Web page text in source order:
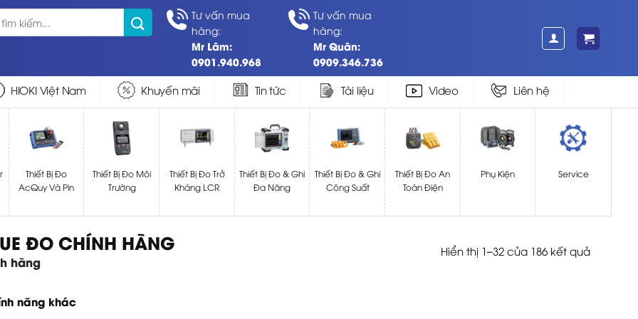
Tư vấn mua
hàng:
Mr Lâm:
0901.940.968
Tư vấn mua
hàng:
Mr Quân:
0909.346.736
HIOKI Việt Nam Khuyến mãi Tin tức Tài liệu Video Liên hệ
Thiết Bị Đo
AcQuy Và Pin
Thiết Bị Đo Môi
Trường
Thiết Bị Đo Trở
Kháng LCR
Thiết Bị Đo & Ghi
Đa Năng
Thiết Bị Đo & Ghi
Công Suất
Thiết Bị Đo An
Toàn Điện
Phụ Kiện Service
ĐO CHÍNH HÃNG
hãng
Hiển thị 1–32 của 186 kết quả
năng khác